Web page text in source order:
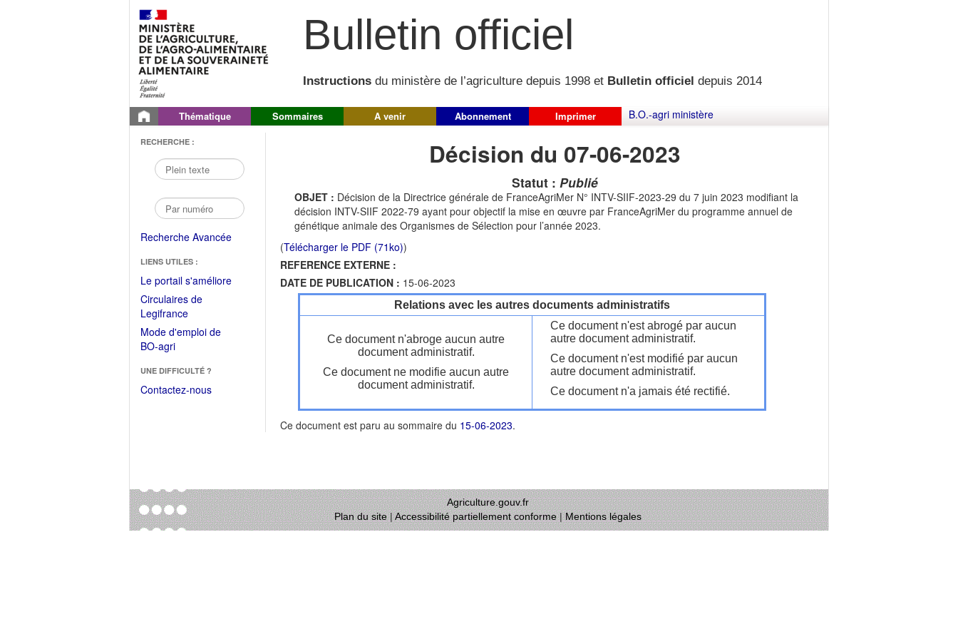
Bulletin officiel
Instructions du ministère de l’agriculture depuis 1998 et Bulletin officiel depuis 2014
Thématique Sommaires A venir Abonnement Imprimer B.O.-agri ministère
RECHERCHE :
Recherche Avancée
LIENS UTILES :
Le portail s'améliore(Fichier
Circulaires de
Legifrance(Ouvrir
dans
une
fenêtre)
Mode d'emploi de
BO-agri(Ouvrir
une
nouvelle
UNE DIFFICULTÉ ?
Contactez-nous
Décision du 07-06-2023
Statut : Publié
OBJET : Décision de la Directrice générale de FranceAgriMer N° INTV-SIIF-2023-29 du 7 juin 2023 modifiant la
décision INTV-SIIF 2022-79 ayant pour objectif la mise en œuvre par FranceAgriMer du programme annuel de
génétique animale des Organismes de Sélection pour l’année 2023.
(Télécharger le PDF (71ko))
REFERENCE EXTERNE :
DATE DE PUBLICATION : 15-06-2023
Relations avec les autres documents administratifs
Ce document n'abroge aucun autre
document administratif.
Ce document ne modifie aucun autre
document administratif.
Ce document n'est abrogé par aucun
autre document administratif.
Ce document n'est modifié par aucun
autre document administratif.
Ce document n'a jamais été rectifié.
Ce document est paru au sommaire du 15-06-2023.
Agriculture.gouv.fr
Plan du site|Accessibilité partiellement conforme|Mentions légales